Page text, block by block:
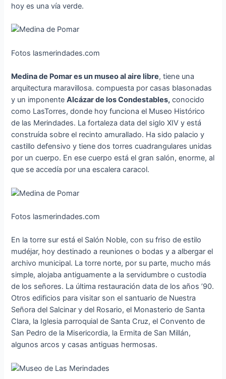
hoy es una vía verde.
Fotos lasmerindades.com
Medina de Pomar es un museo al aire libre, tiene una
arquitectura maravillosa. compuesta por casas blasonadas
y un imponenteAlcázar de los Condestables, conocido
como LasTorres, donde hoy funciona el Museo Histórico
de las Merindades. La fortaleza data del siglo XIV y está
construída sobre el recinto amurallado. Ha sido palacio y
castillo defensivo y tiene dos torres cuadrangulares unidas
por un cuerpo. En ese cuerpo está el gran salón, enorme, al
que se accedía por una escalera caracol.
Fotos lasmerindades.com
En la torre sur está el Salón Noble, con su friso de estilo
mudéjar, hoy destinado a reuniones o bodas y a albergar el
archivo municipal. La torre norte, por su parte, mucho más
simple, alojaba antiguamente a la servidumbre o custodia
de los señores. La última restauración data de los años ’90.
Otros edificios para visitar son el santuario de Nuestra
Señora del Salcinar y del Rosario, el Monasterio de Santa
Clara, la Iglesia parroquial de Santa Cruz, el Convento de
San Pedro de la Misericordia, la Ermita de San Millán,
algunos arcos y casas antiguas hermosas.